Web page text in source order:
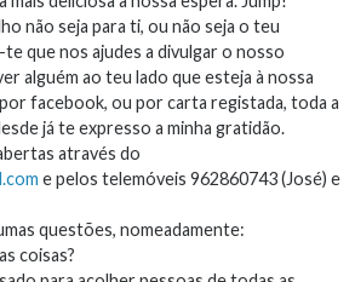
não seja para ti, ou não seja o teu
que nos ajudes a divulgar o nosso
alguém ao teu lado que esteja à nossa
facebook, ou por carta registada, toda a
já te expresso a minha gratidão.
através do
e pelos telemóveis 962860743 (José) e
questões, nomeadamente:
coisas?